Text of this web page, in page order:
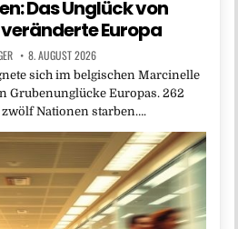
Das Unglück von
Europa
8. AUGUST 2026
sich im belgischen Marcinelle
Grubenunglücke Europas. 262
zwölf Nationen starben….